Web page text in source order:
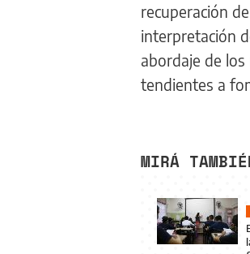
recuperación
interpretación
abordaje de los
tendientes a
MIRÁ